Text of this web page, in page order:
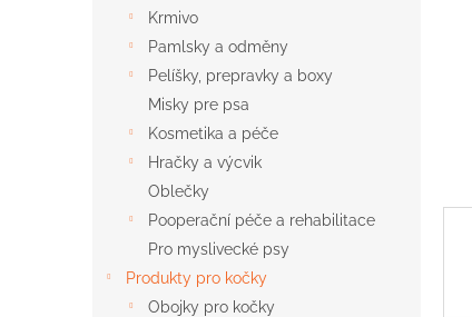
Krmivo
Pamlsky a odměny
Pelíšky, prepravky a boxy
Misky pre psa
Kosmetika a péče
Hračky a výcvik
Oblečky
Pooperační péče a rehabilitace
Pro myslivecké psy
Produkty pro kočky
Obojky pro kočky